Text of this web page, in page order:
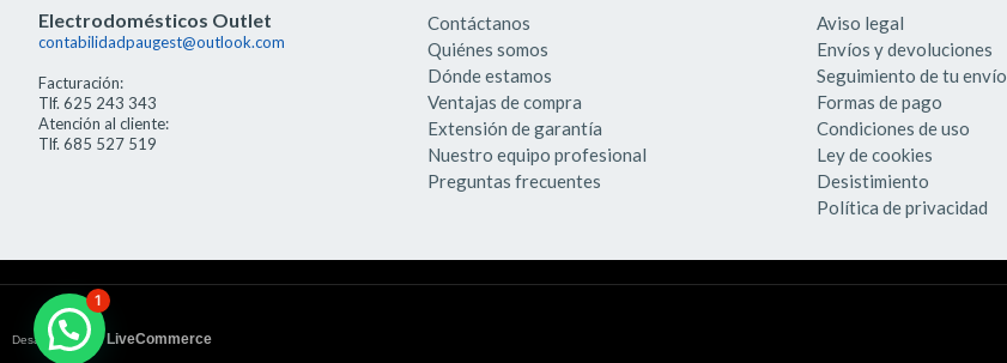
Electrodomésticos Outlet
contabilidadpaugest@outlook.com
Facturación:
Tlf. 625 243 343
Atención al cliente:
Tlf. 685 527 519
Contáctanos
Quiénes somos
Dónde estamos
Ventajas de compra
Extensión de garantía
Nuestro equipo profesional
Preguntas frecuentes
Aviso legal
Envíos y devoluciones
Seguimiento de tu envío
Formas de pago
Condiciones de uso
Ley de cookies
Desistimiento
Política de privacidad
Desarrollado porLiveCommerce
1